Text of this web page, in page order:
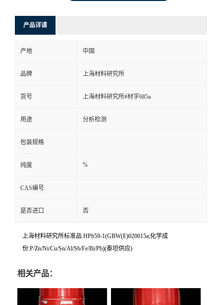
产品详请
产地 中国
品牌 上海材料研究所
货号 上海材料研究所#材字685a
用途 分析检测
包装规格
纯度 %
CAS编号
是否进口 否
上海材料研究所标准品 HPb59-1(GBW(E)020015a;化学成
份:P/Zn/Ni/Cu/Sn/Al/Sb/Fe/Bi/Pb)(泰坦供应)
相关产品：